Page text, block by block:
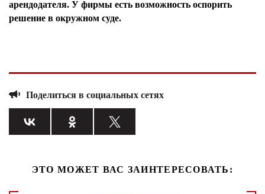
арендодателя. У фирмы есть возможность оспорить
решение в окружном суде.
Поделиться в социальных сетях
ЭТО МОЖЕТ ВАС ЗАИНТЕРЕСОВАТЬ: